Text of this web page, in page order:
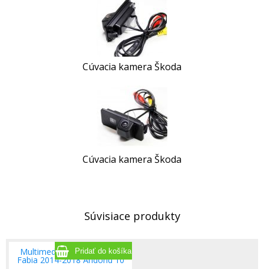
Cúvacia kamera Škoda
Cúvacia kamera Škoda
Súvisiace produkty
Multimediálne radio Škoda
Fabia 2014-2018 Andorid 10